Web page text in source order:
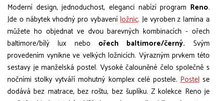
Moderní design, jednoduchost, eleganci nabízí program Reno.
Jde o nábytek vhodný pro vybavení ložnic. Je vyroben z lamina a
můžete ho objednat ve dvou barevných kombinacích - ořech
baltimore/bílý lux nebo ořech baltimore/černý. Svým
provedením vynikne ve velkých ložnicích. Výrazným prvkem této
sestavy je manželská postel. Vysoké čalouněné čelo společně s
nočními stolky vytváří mohutný komplex celé postele.Postelse
dodává bez matrace, bez roštu, bez šuplíku. Z kolekce Reno je